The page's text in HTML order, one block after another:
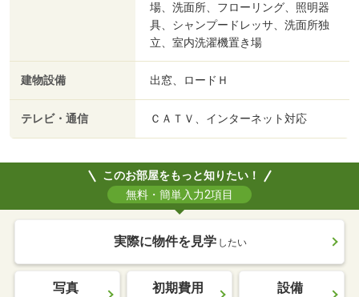
場、洗面所、フローリング、照明器
具、シャンプードレッサ、洗面所独
立、室内洗濯機置き場
建物設備 出窓、ロードＨ
テレビ・通信 ＣＡＴＶ、インターネット対応
このお部屋をもっと知りたい！
無料・簡単入力2項目
実際に物件を見学 したい
写真 初期費用 設備